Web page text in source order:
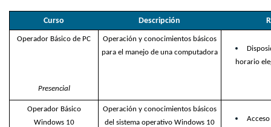
Curso Descripción
Operador Básico de PC
Operación y conocimientos básicos
para el manejo de una computadora
horario
Presencial
Operador Básico
Windows 10
Operación y conocimientos básicos
del sistema operativo Windows 10